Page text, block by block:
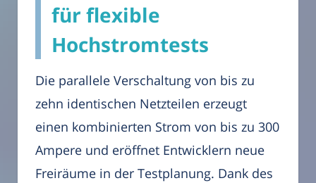
für flexible
Hochstromtests
Die parallele Verschaltung von bis zu
zehn identischen Netzteilen erzeugt
einen kombinierten Strom von bis zu 300
Ampere und eröffnet Entwicklern neue
Freiräume in der Testplanung. Dank des